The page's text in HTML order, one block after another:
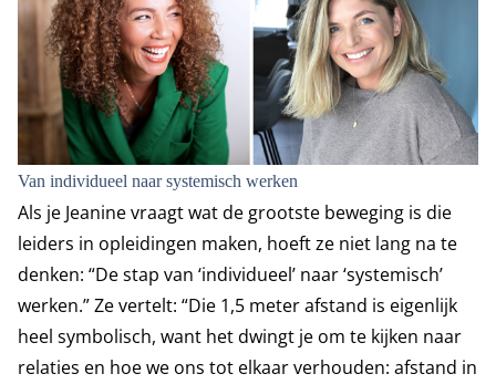
Van individueel naar systemisch werken
Als je Jeanine vraagt wat de grootste beweging is die
leiders in opleidingen maken, hoeft ze niet lang na te
denken: “De stap van ‘individueel’ naar ‘systemisch’
werken.” Ze vertelt: “Die 1,5 meter afstand is eigenlijk
heel symbolisch, want het dwingt je om te kijken naar
relaties en hoe we ons tot elkaar verhouden: afstand in